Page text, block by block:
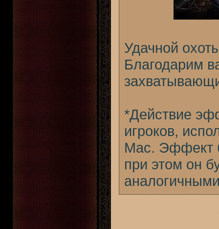
Удачной
Благодарим
*Действие
игроков,
Mac. Эффект
при этом он